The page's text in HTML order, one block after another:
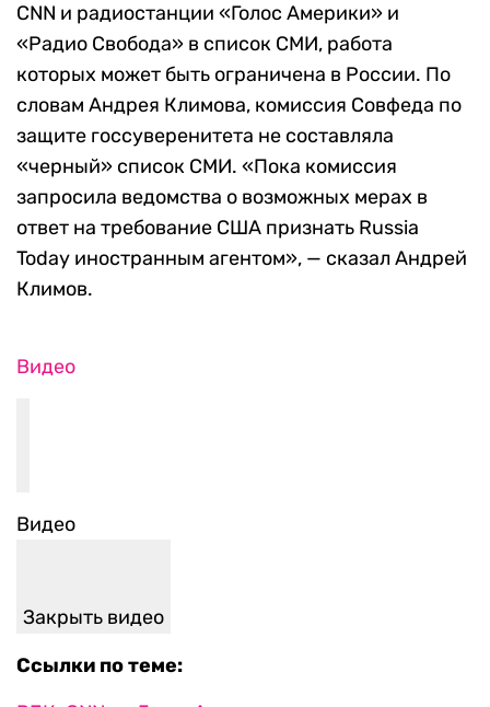
CNN и радиостанции «Голос Америки» и
«Радио Свобода» в список СМИ, работа
которых может быть ограничена в России. По
словам Андрея Климова, комиссия Совфеда по
защите госсуверенитета не составляла
«черный» список СМИ. «Пока комиссия
запросила ведомства о возможных мерах в
ответ на требование США признать Russia
Today иностранным агентом», — сказал Андрей
Климов.
Видео
Видео
Закрыть видео
Ссылки по теме: